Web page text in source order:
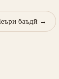
баъдӣ →